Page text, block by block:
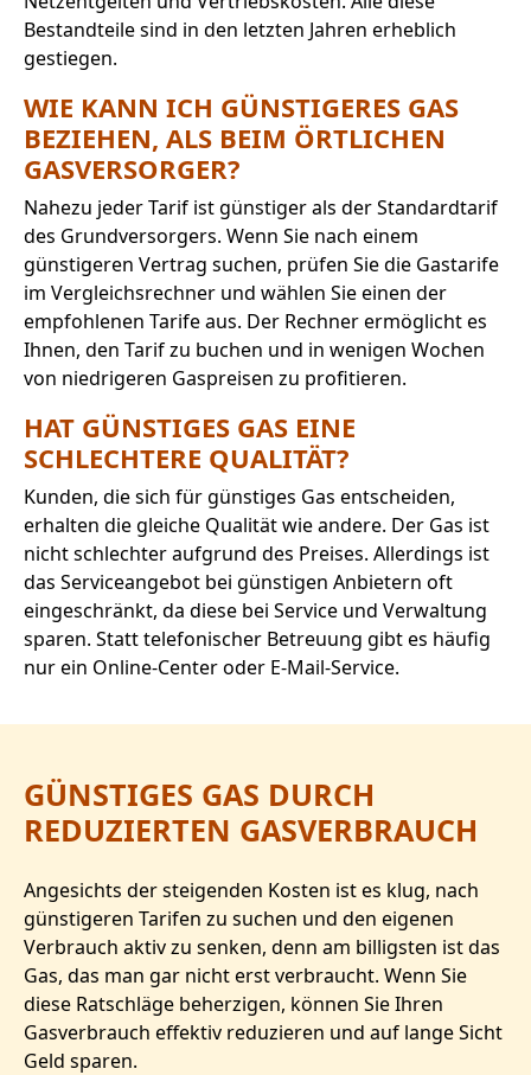
Bestandteile sind in den letzten Jahren erheblich
gestiegen.
WIE KANN ICH GÜNSTIGERES GAS
BEZIEHEN, ALS BEIM ÖRTLICHEN
GASVERSORGER?
Nahezu jeder Tarif ist günstiger als der Standardtarif
des Grundversorgers. Wenn Sie nach einem
günstigeren Vertrag suchen, prüfen Sie die Gastarife
im Vergleichsrechner und wählen Sie einen der
empfohlenen Tarife aus. Der Rechner ermöglicht es
Ihnen, den Tarif zu buchen und in wenigen Wochen
von niedrigeren Gaspreisen zu profitieren.
HAT GÜNSTIGES GAS EINE
SCHLECHTERE QUALITÄT?
Kunden, die sich für günstiges Gas entscheiden,
erhalten die gleiche Qualität wie andere. Der Gas ist
nicht schlechter aufgrund des Preises. Allerdings ist
das Serviceangebot bei günstigen Anbietern oft
eingeschränkt, da diese bei Service und Verwaltung
sparen. Statt telefonischer Betreuung gibt es häufig
nur ein Online-Center oder E-Mail-Service.
GÜNSTIGES GAS DURCH
REDUZIERTEN GASVERBRAUCH
Angesichts der steigenden Kosten ist es klug, nach
günstigeren Tarifen zu suchen und den eigenen
Verbrauch aktiv zu senken, denn am billigsten ist das
Gas, das man gar nicht erst verbraucht. Wenn Sie
diese Ratschläge beherzigen, können Sie Ihren
Gasverbrauch effektiv reduzieren und auf lange Sicht
Geld sparen.